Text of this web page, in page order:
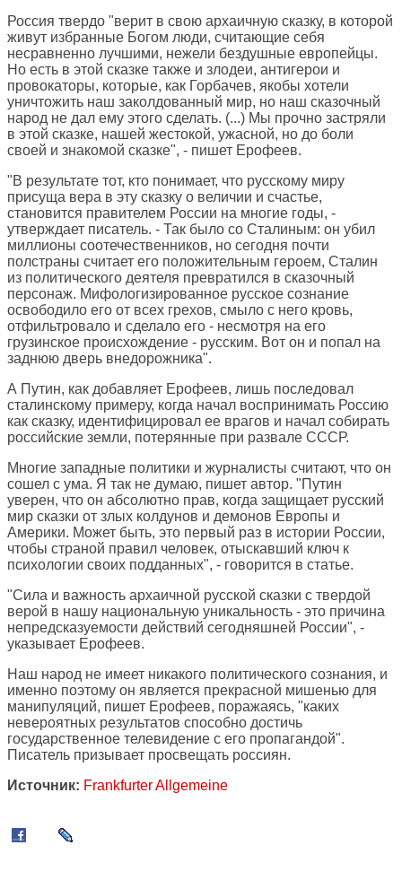
Россия твердо "верит в свою архаичную сказку, в которой
живут избранные Богом люди, считающие себя
несравненно лучшими, нежели бездушные европейцы.
Но есть в этой сказке также и злодеи, антигерои и
провокаторы, которые, как Горбачев, якобы хотели
уничтожить наш заколдованный мир, но наш сказочный
народ не дал ему этого сделать. (...) Мы прочно застряли
в этой сказке, нашей жестокой, ужасной, но до боли
своей и знакомой сказке", - пишет Ерофеев.
"В результате тот, кто понимает, что русскому миру
присуща вера в эту сказку о величии и счастье,
становится правителем России на многие годы, -
утверждает писатель. - Так было со Сталиным: он убил
миллионы соотечественников, но сегодня почти
полстраны считает его положительным героем, Сталин
из политического деятеля превратился в сказочный
персонаж. Мифологизированное русское сознание
освободило его от всех грехов, смыло с него кровь,
отфильтровало и сделало его - несмотря на его
грузинское происхождение - русским. Вот он и попал на
заднюю дверь внедорожника".
А Путин, как добавляет Ерофеев, лишь последовал
сталинскому примеру, когда начал воспринимать Россию
как сказку, идентифицировал ее врагов и начал собирать
российские земли, потерянные при развале СССР.
Многие западные политики и журналисты считают, что он
сошел с ума. Я так не думаю, пишет автор. "Путин
уверен, что он абсолютно прав, когда защищает русский
мир сказки от злых колдунов и демонов Европы и
Америки. Может быть, это первый раз в истории России,
чтобы страной правил человек, отыскавший ключ к
психологии своих подданных", - говорится в статье.
"Сила и важность архаичной русской сказки с твердой
верой в нашу национальную уникальность - это причина
непредсказуемости действий сегодняшней России", -
указывает Ерофеев.
Наш народ не имеет никакого политического сознания, и
именно поэтому он является прекрасной мишенью для
манипуляций, пишет Ерофеев, поражаясь, "каких
невероятных результатов способно достичь
государственное телевидение с его пропагандой".
Писатель призывает просвещать россиян.
Источник: Frankfurter Allgemeine